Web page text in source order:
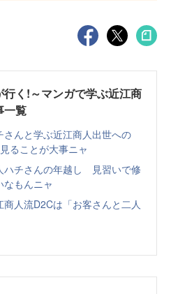
く!～マンガで学ぶ近江商
一覧
さんと学ぶ近江商人出世への
ることが大事ニャ
ハチさんの年越し 見習いで修
もんニャ
商人流D2Cは「お客さんと二人